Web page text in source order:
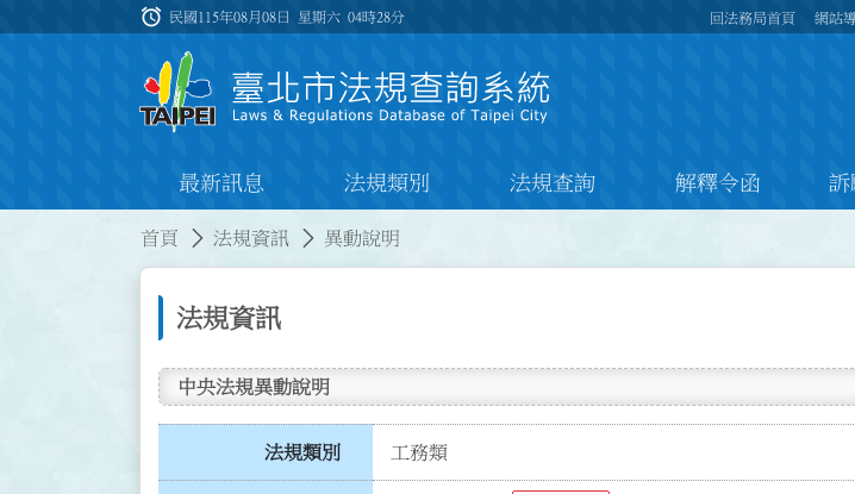
:::
alarm 民國115年08月08日 星期六04時28分 回法務局首頁 網站
最新訊息 法規類別 法規查詢 解釋令函 訴
首頁 法規資訊 異動說明
法規資訊
中央法規異動說明
法規類別 工務類